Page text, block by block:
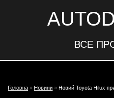
ВСЕ
Головна » Новини » Новий Toyota Hilux